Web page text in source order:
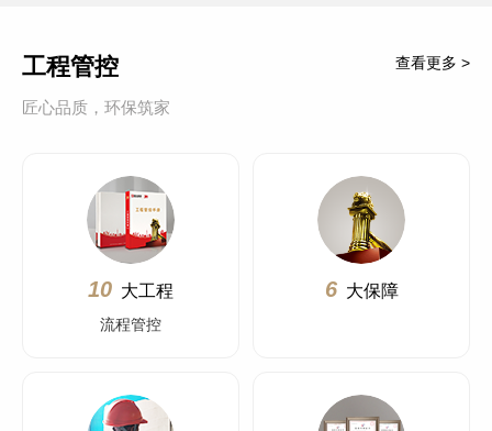
工程管控
匠心品质，环保筑家
查看更多 >
10 大工程
流程管控
6 大保障